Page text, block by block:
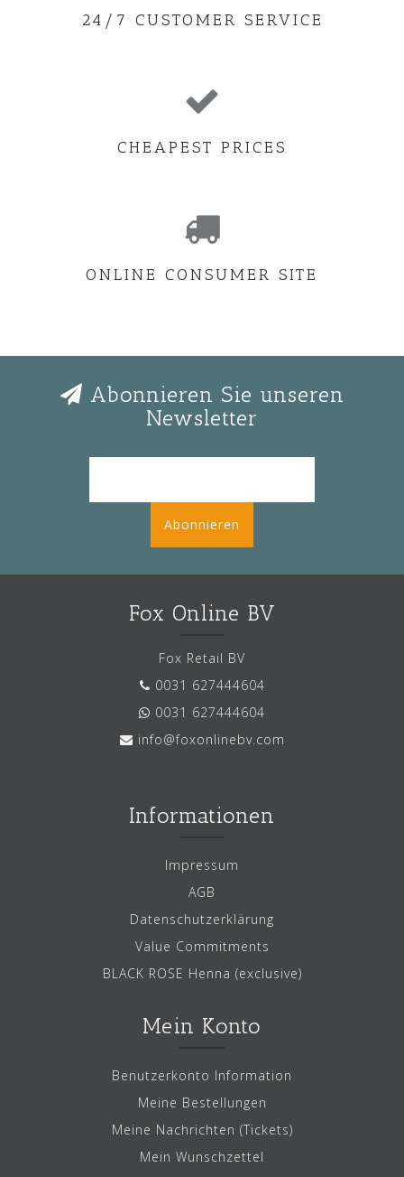
24/7 CUSTOMER SERVICE
CHEAPEST PRICES
ONLINE CONSUMER SITE
Abonnieren Sie unseren
Newsletter
Abonnieren
Fox Online BV
Fox Retail BV
0031 627444604
0031 627444604
info@foxonlinebv.com
Informationen
Impressum
AGB
Datenschutzerklärung
Value Commitments
BLACK ROSE Henna (exclusive)
Mein Konto
Benutzerkonto Information
Meine Bestellungen
Meine Nachrichten (Tickets)
Mein Wunschzettel